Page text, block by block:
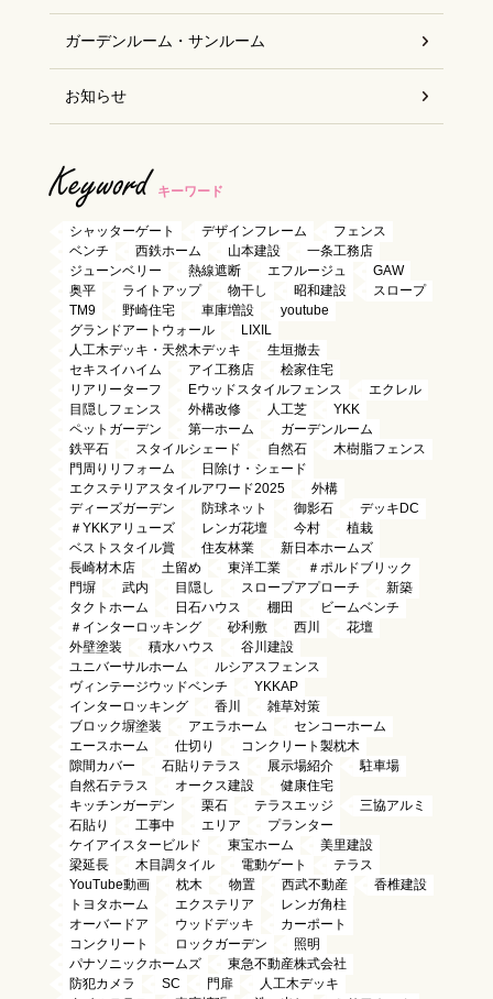
ガーデンルーム・サンルーム
お知らせ
Keyword キーワード
シャッターゲート デザインフレーム
フェンス
ベンチ
西鉄ホーム 山本建設
一条工務店
ジューンベリー
熱線遮断 エフルージュ
GAW
奥平
ライトアップ 物干し 昭和建設
スロープ
TM9
野崎住宅 車庫増設
youtube
グランドアートウォール
LIXIL
人工木デッキ・天然木デッキ
生垣撤去
セキスイハイム
アイ工務店
桧家住宅
リアリーターフ
Eウッドスタイルフェンス
エクレル
目隠しフェンス
外構改修 人工芝
YKK
ペットガーデン
第一ホーム
ガーデンルーム
鉄平石
スタイルシェード 自然石
木樹脂フェンス
門周りリフォーム
日除け・シェード
エクステリアスタイルアワード2025
外構
ディーズガーデン
防球ネット 御影石
デッキDC
＃YKKアリューズ
レンガ花壇 今村
植栽
ベストスタイル賞
住友林業
新日本ホームズ
長崎材木店
土留め 東洋工業
＃ポルドブリック
門塀
武内 目隠し スロープアプローチ
新築
タクトホーム
日石ハウス 棚田
ビームベンチ
＃インターロッキング
砂利敷 西川
花壇
外壁塗装
積水ハウス
谷川建設
ユニバーサルホーム
ルシアスフェンス
ヴィンテージウッドベンチ
YKKAP
インターロッキング
香川
雑草対策
ブロック塀塗装
アエラホーム
センコーホーム
エースホーム
仕切り
コンクリート製枕木
隙間カバー
石貼りテラス 展示場紹介
駐車場
自然石テラス
オークス建設
健康住宅
キッチンガーデン
栗石 テラスエッジ
三協アルミ
石貼り
工事中 エリア
プランター
ケイアイスタービルド
東宝ホーム
美里建設
梁延長
木目調タイル 電動ゲート
テラス
YouTube動画
枕木 物置 西武不動産
香椎建設
トヨタホーム
エクステリア
レンガ角柱
オーバードア
ウッドデッキ
カーポート
コンクリート
ロックガーデン
照明
パナソニックホームズ
東急不動産株式会社
防犯カメラ
SC 門扉
人工木デッキ